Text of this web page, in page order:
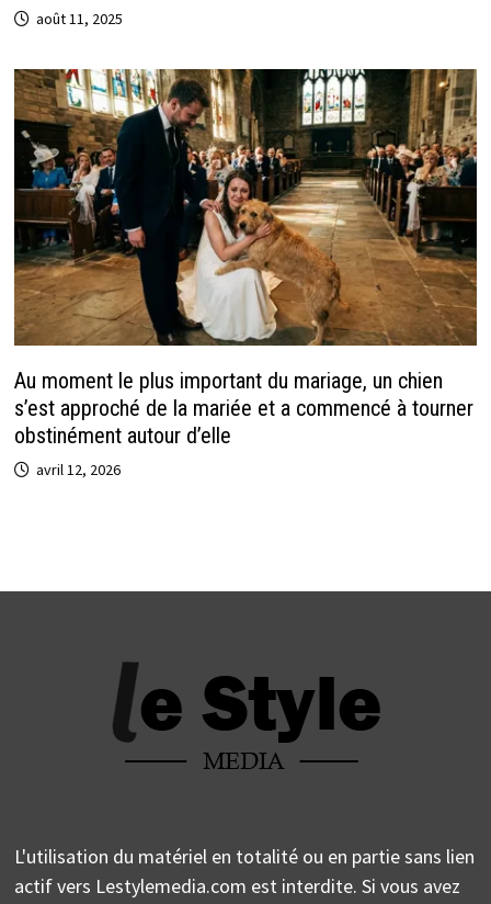
août 11, 2025
Au moment le plus important du mariage, un chien
s’est approché de la mariée et a commencé à tourner
obstinément autour d’elle
avril 12, 2026
L'utilisation du matériel en totalité ou en partie sans lien
actif vers Lestylemedia.com est interdite. Si vous avez